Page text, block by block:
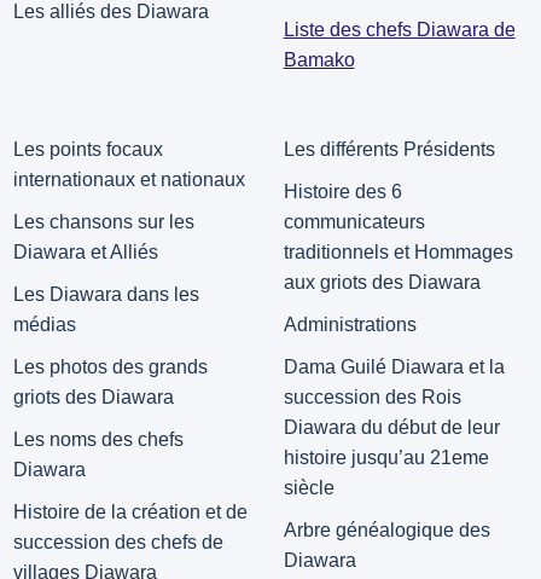
Les alliés des Diawara
Liste des chefs Diawara de
Bamako
Les points focaux
internationaux et nationaux
Les chansons sur les
Diawara et Alliés
Les Diawara dans les
médias
Les photos des grands
griots des Diawara
Les noms des chefs
Diawara
Histoire de la création et de
succession des chefs de
villages Diawara
Les différents Présidents
Histoire des 6
communicateurs
traditionnels et Hommages
aux griots des Diawara
Administrations
Dama Guilé Diawara et la
succession des Rois
Diawara du début de leur
histoire jusqu’au 21eme
siècle
Arbre généalogique des
Diawara